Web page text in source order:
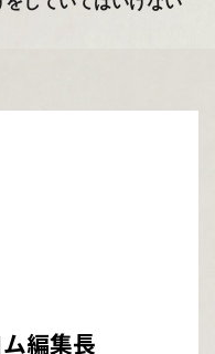
編集長